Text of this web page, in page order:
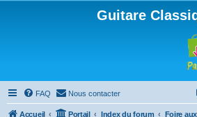
Guitare
FAQ Nous contacter
Accueil Portail Index du forum